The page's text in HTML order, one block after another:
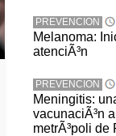
PREVENCION
Melanoma:
atenciÃ³n
PREVENCION
Meningitis:
vacunaciÃ³n
metrÃ³poli de